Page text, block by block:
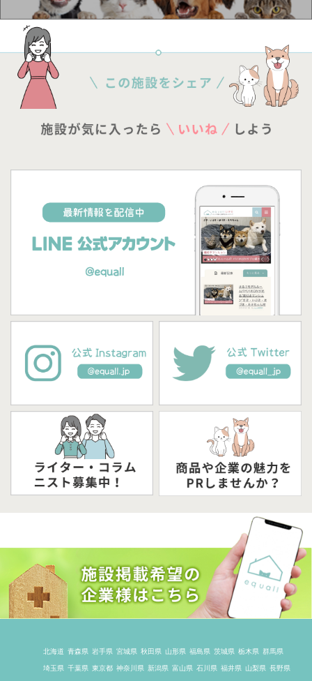
北海道 青森県 岩手県 宮城県 秋田県 山形県 福島県 茨城県 栃木県 群馬県
埼玉県 千葉県 東京都 神奈川県 新潟県 富山県 石川県 福井県 山梨県 長野県